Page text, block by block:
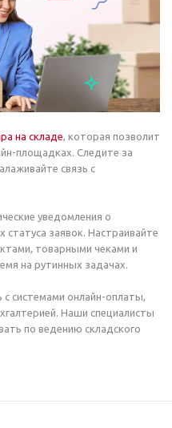
на складе , которая позволит
площадках. Следите за
связь с
уведомления о
статуса заявок. Настраивайте
товарными чеками и
на рутинных задачах.
системами онлайн-оплаты,
Наши специалисты
по ведению складского